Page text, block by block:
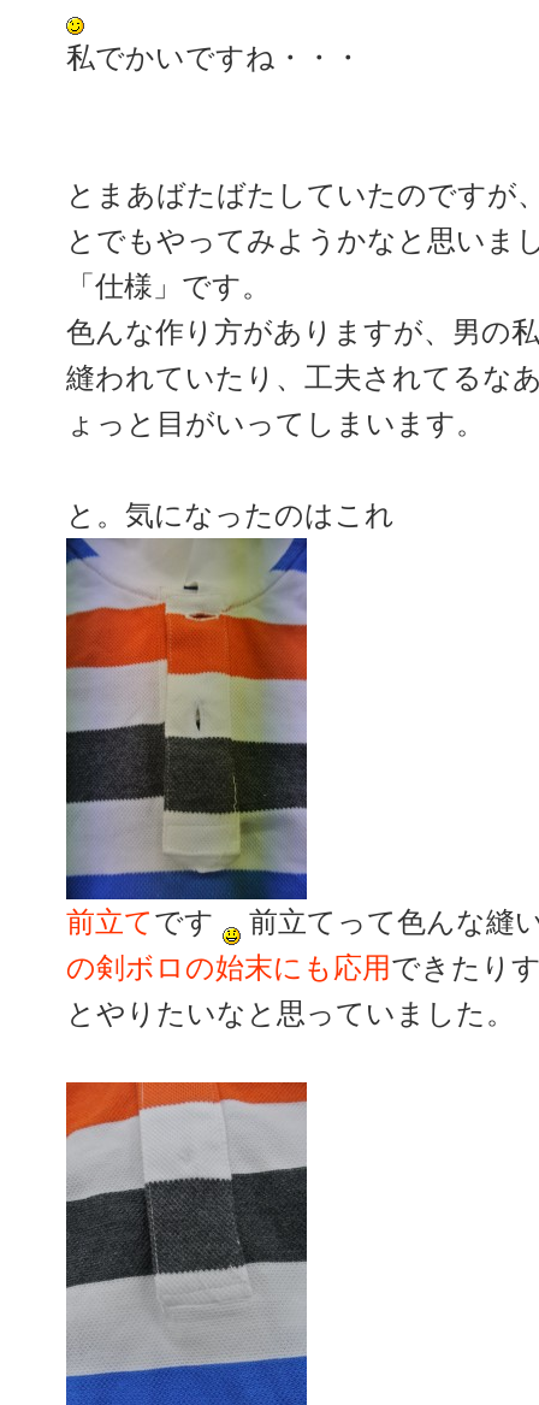
私でかいですね・・・
とまあばたばたしていたのですが
とでもやってみようかなと思いま
「仕様」です。
色んな作り方がありますが、男の
縫われていたり、工夫されてるな
ょっと目がいってしまいます。
と。気になったのはこれ
前立てです
前立てって色んな縫
の剣ボロの始末にも応用できたり
とやりたいなと思っていました。